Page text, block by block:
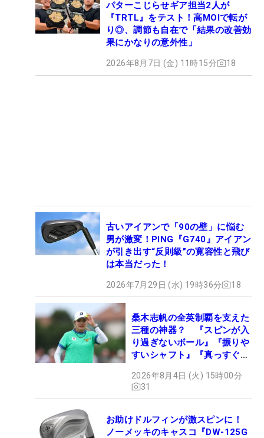
パターこじらせギア担当2人が
『TRTL』をテスト！高MOIで転が
り◎、調節も自在で「結果の改善効
果にかなりの意外性」
2026年8月7日 (金) 11時15分 18
古いアイアンで「90の壁」に悩む
男が激変！PING『G740』アイアン
が引き出す“反則級”の寛容性と飛び
は本当だった！
2026年7月29日 (水) 19時36分 18
桑木志帆の全英制覇を支えた
三種の神器？ 『スピンが入
り過ぎないボール』『振りや
すいシャフト』『真っすぐ飛
セッティング
2026年8月4日 (火) 15時00分
31
お助けドルフィンが激スピンに！
ノーメッキのキャスコ『DW-125G